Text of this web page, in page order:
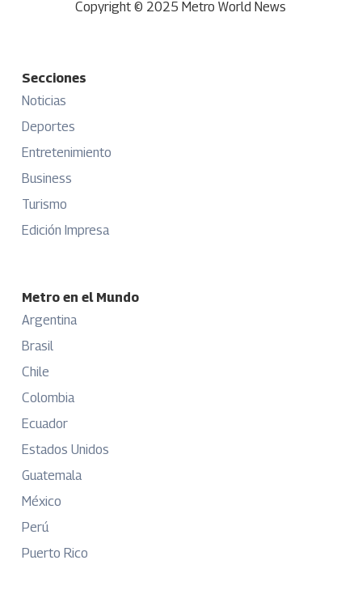
Copyright © 2025 Metro World News
Secciones
Noticias
Deportes
Entretenimiento
Business
Turismo
Edición Impresa
Metro en el Mundo
Argentina
Brasil
Chile
Colombia
Ecuador
Estados Unidos
Guatemala
México
Perú
Puerto Rico